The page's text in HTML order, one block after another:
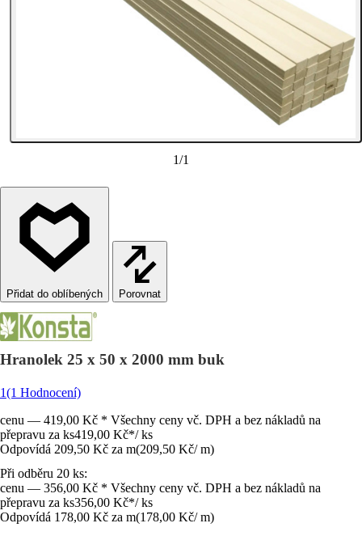
1/1
Porovnat
Hranolek 25 x 50 x 2000 mm buk
1(1 Hodnocení)
cenu — 419,00 Kč * Všechny ceny vč. DPH a bez nákladů na
přepravu za ks419,00 Kč*/ ks
Odpovídá 209,50 Kč za m(209,50 Kč/ m)
Při odběru 20 ks:
cenu — 356,00 Kč * Všechny ceny vč. DPH a bez nákladů na
přepravu za ks356,00 Kč*/ ks
Odpovídá 178,00 Kč za m(178,00 Kč/ m)